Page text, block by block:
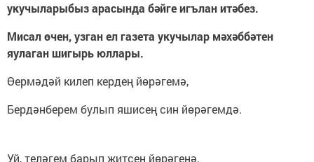
укучыларыбыз арасында бәйге игълан итәбез.
Мисал өчен, узган ел газета укучылар мәхәббәтен
яулаган шигырь юллары.
Өермәдәй килеп кердең йөрәгемә,
Бердәнберем булып яшисең син йөрәгемдә.
Уй, теләгем барып җитсен йөрәгеңә,